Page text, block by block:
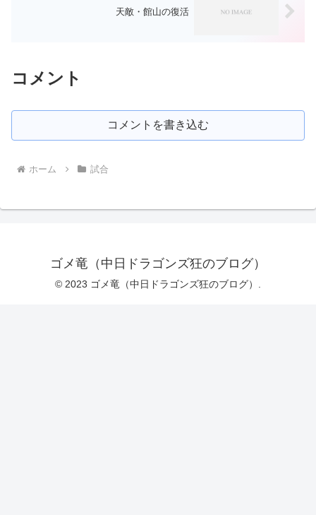
天敵・館山の復活
コメント
コメントを書き込む
ホーム 試合
ゴメ竜（中日ドラゴンズ狂のブログ）
© 2023 ゴメ竜（中日ドラゴンズ狂のブログ）.